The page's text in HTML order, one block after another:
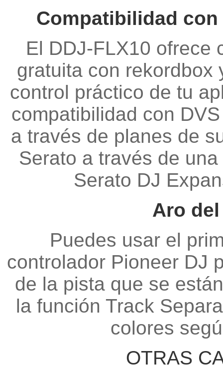
Compatibilidad
El DDJ-FLX10 ofrece
gratuita con rekordbox
control práctico de tu
compatibilidad con
a través de planes de
Serato a través de
Serato DJ
Aro
Puedes usar el
controlador Pioneer DJ
de la pista que se
la función Track
colores
OTRAS